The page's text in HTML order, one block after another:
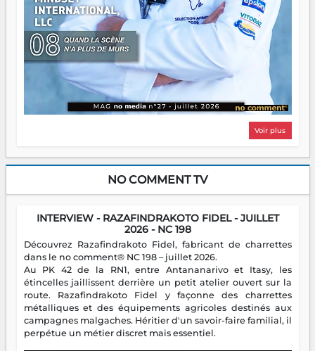
Voir plus
NO COMMENT TV
INTERVIEW - RAZAFINDRAKOTO FIDEL - JUILLET
2026 - NC 198
Découvrez Razafindrakoto Fidel, fabricant de charrettes
dans le no comment® NC 198 – juillet 2026.
Au PK 42 de la RN1, entre Antananarivo et Itasy, les
étincelles jaillissent derrière un petit atelier ouvert sur la
route. Razafindrakoto Fidel y façonne des charrettes
métalliques et des équipements agricoles destinés aux
campagnes malgaches. Héritier d'un savoir-faire familial, il
perpétue un métier discret mais essentiel.